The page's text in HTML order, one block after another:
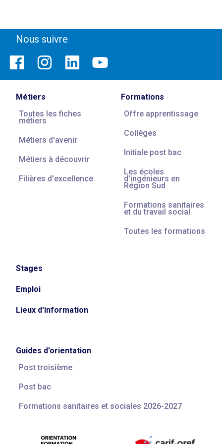
Nous suivre
Métiers
Toutes les fiches
métiers
Métiers d'avenir
Métiers à découvrir
Filières d'excellence
Formations
Offre apprentissage
Collèges
Initiale post bac
Les écoles
d'ingénieurs en
Région Sud
Formations sanitaires
et du travail social
Toutes les formations
Stages
Emploi
Lieux d'information
Guides d'orientation
Post troisième
Post bac
Formations sanitaires et sociales 2026-2027